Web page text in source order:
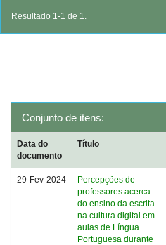
Resultado 1-1 de 1.
Conjunto de itens:
Data do
documento
Título
29-Fev-2024
Percepções de
professores acerca
do ensino da escrita
na cultura digital em
aulas de Língua
Portuguesa durante